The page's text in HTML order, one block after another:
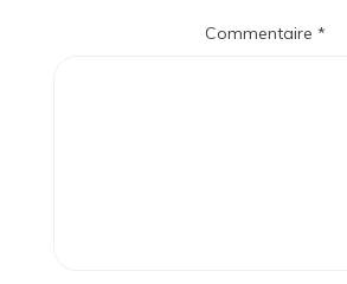
Commentaire *